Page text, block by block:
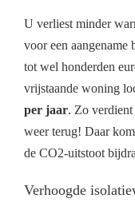
U verliest minder
voor een aangename
tot wel honderden
vrijstaande woning
per jaar. Zo
weer terug! Daar
de CO2-uitstoot
Verhoogde